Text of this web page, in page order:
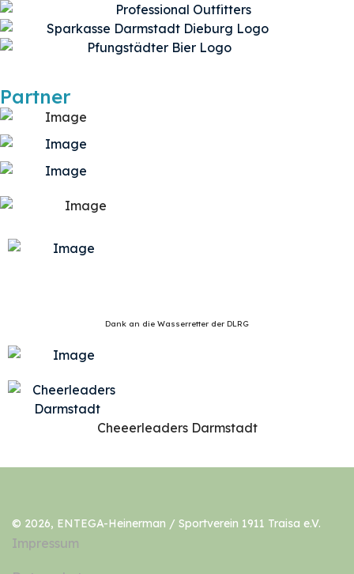
Partner
Dank an die Wasserretter der DLRG
Cheeerleaders Darmstadt
© 2026, ENTEGA-Heinerman / Sportverein 1911 Traisa e.V.
Impressum